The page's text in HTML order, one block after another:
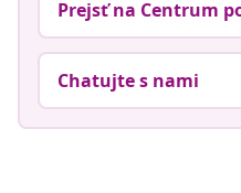
Prejsť na Centrum
Chatujte s nami